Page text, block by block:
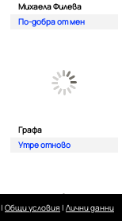
Михаела Филева
По-добра от мен
Графа
Утре отново
| Общи условия | Лични данни